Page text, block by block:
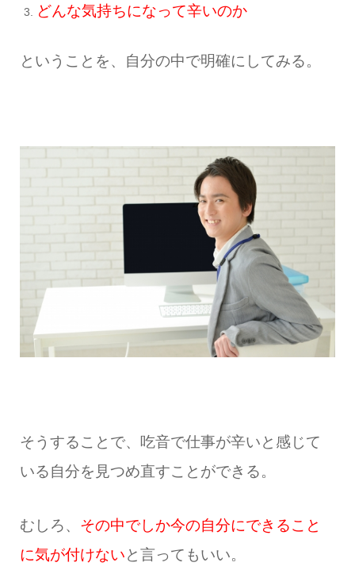
どんな気持ちになって辛いのか
ということを、自分の中で明確にしてみる。
そうすることで、吃音で仕事が辛いと感じて
いる自分を見つめ直すことができる。
むしろ、 その中でしか今の自分にできること
に気が付けないと言ってもいい。